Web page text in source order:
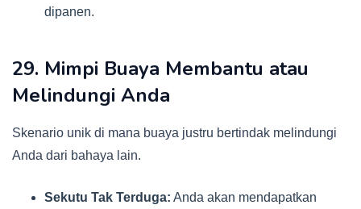
dipanen.
29. Mimpi Buaya Membantu atau
Melindungi Anda
Skenario unik di mana buaya justru bertindak melindungi
Anda dari bahaya lain.
Sekutu Tak Terduga: Anda akan mendapatkan